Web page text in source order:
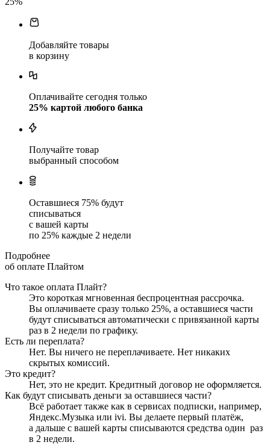
Добавляйте товары
в корзину
Оплачивайте сегодня только
25% картой любого банка
Получайте товар
выбранный способом
Оставшиеся 75% будут
списываться
с вашей карты
по 25% каждые 2 недели
Подробнее
об оплате Плайтом
Что такое оплата Плайт?
Это короткая мгновенная беспроцентная рассрочка.
Вы оплачиваете сразу только 25%, а оставшиеся части
будут списываться автоматически с привязанной карты
раз в 2 недели по графику.
Есть ли переплата?
Нет. Вы ничего не переплачиваете. Нет никаких
скрытых комиссий.
Это кредит?
Нет, это не кредит. Кредитный договор не оформляется.
Как будут списывать деньги за оставшиеся части?
Всё работает также как в сервисах подписки, например,
Яндекс.Музыка или ivi. Вы делаете первый платёж,
а дальше с вашей карты списываются средства один раз
в 2 недели.